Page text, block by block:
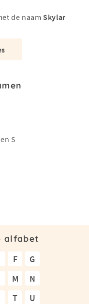
de naam Skylar
S
alfabet
F
G
M
N
T
U